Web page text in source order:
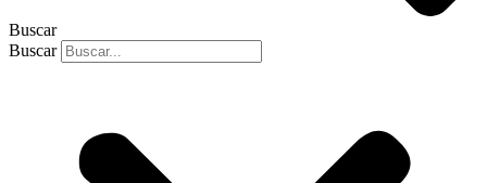
Buscar
Buscar